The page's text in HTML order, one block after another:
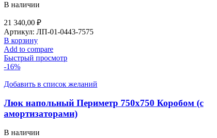
В наличии
21 340,00 ₽
Артикул: ЛП-01-0443-7575
В корзину
Add to compare
Быстрый просмотр
-16%
Добавить в список желаний
Люк напольный Периметр 750х750 Коробом (с
амортизаторами)
В наличии